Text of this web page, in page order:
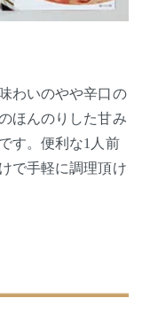
わいのやや辛口の
ほんのりした甘み
す。便利な1人前
で手軽に調理頂け